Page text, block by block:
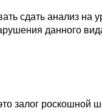
сдать анализ на
данного
залог роскошной